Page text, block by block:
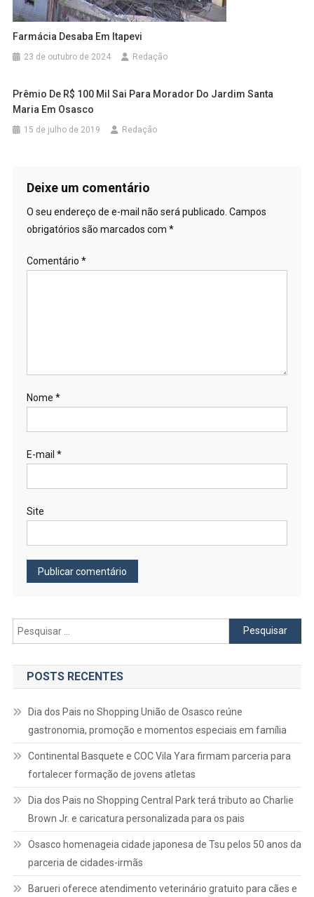
Farmácia Desaba Em Itapevi
23 de outubro de 2024 Redação
Prêmio De R$ 100 Mil Sai Para Morador Do Jardim Santa
Maria Em Osasco
15 de julho de 2019 Redação
Deixe um comentário
O seu endereço de e-mail não será publicado. Campos
obrigatórios são marcados com *
Comentário *
Nome *
E-mail *
Site
Pesquisar
por:
POSTS RECENTES
Dia dos Pais no Shopping União de Osasco reúne
gastronomia, promoção e momentos especiais em família
Continental Basquete e COC Vila Yara firmam parceria para
fortalecer formação de jovens atletas
Dia dos Pais no Shopping Central Park terá tributo ao Charlie
Brown Jr. e caricatura personalizada para os pais
Osasco homenageia cidade japonesa de Tsu pelos 50 anos da
parceria de cidades-irmãs
Barueri oferece atendimento veterinário gratuito para cães e